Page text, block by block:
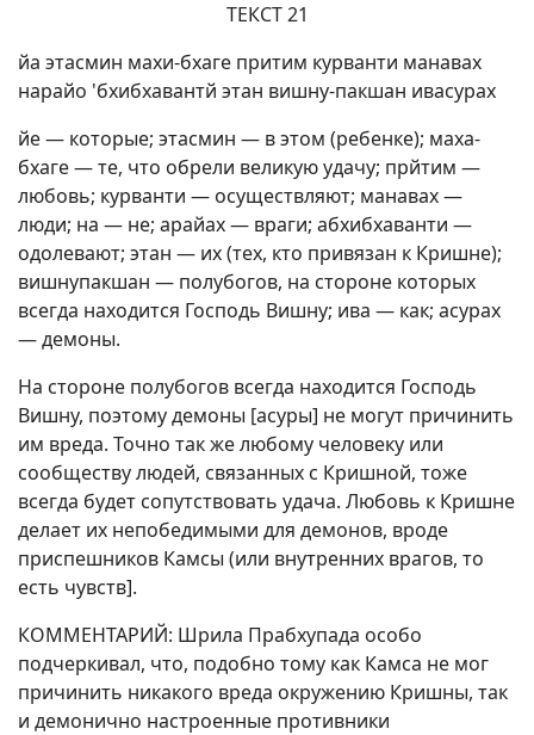
ТЕКСТ 21
йа этасмин махи-бхаге притим курванти манавах
нарайо 'бхибхавантй этан вишну-пакшан ивасурах
йе — которые; этасмин — в этом (ребенке); маха-
бхаге — те, что обрели великую удачу; прйтим —
любовь; курванти — осуществляют; манавах —
люди; на — не; арайах — враги; абхибхаванти —
одолевают; этан — их (тех, кто привязан к Кришне);
вишнупакшан — полубогов, на стороне которых
всегда находится Господь Вишну; ива — как; асурах
— демоны.
На стороне полубогов всегда находится Господь
Вишну, поэтому демоны [асуры] не могут причинить
им вреда. Точно так же любому человеку или
сообществу людей, связанных с Кришной, тоже
всегда будет сопутствовать удача. Любовь к Кришне
делает их непобедимыми для демонов, вроде
приспешников Камсы (или внутренних врагов, то
есть чувств].
КОММЕНТАРИЙ: Шрила Прабхупада особо
подчеркивал, что, подобно тому как Камса не мог
причинить никакого вреда окружению Кришны, так
и демонично настроенные противники